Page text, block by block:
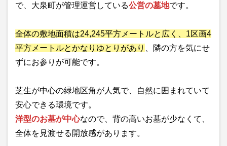
で、大泉町が管理運営している公営の墓地です。
全体の敷地面積は24,245平方メートルと広く、1区画4
平方メートルとかなりゆとりがあり
、隣の方を気にせ
ずにお参りが可能です。
芝生が中心の緑地区角が人気で、自然に囲まれていて
安心できる環境です。
洋型のお墓が中心なので、背の高いお墓が少なくて、
全体を見渡せる開放感があります。